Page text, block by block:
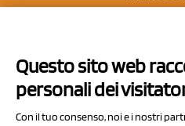
Capitale sociale
Questo sito web
personali dei
Con il tuo consenso, noi e i nostri